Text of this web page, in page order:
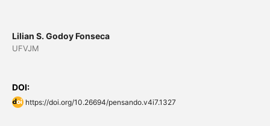
Lilian S. Godoy Fonseca
UFVJM
DOI:
https://doi.org/10.26694/pensando.v4i7.1327